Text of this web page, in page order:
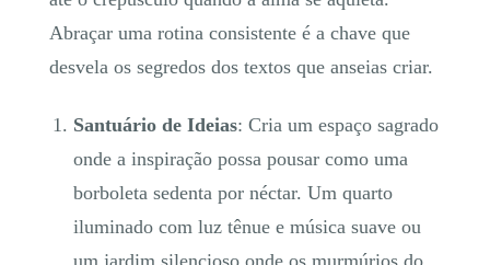
Abraçar uma rotina consistente é a chave que
desvela os segredos dos textos que anseias criar.
Santuário de Ideias: Cria um espaço sagrado
onde a inspiração possa pousar como uma
borboleta sedenta por néctar. Um quarto
iluminado com luz tênue e música suave ou